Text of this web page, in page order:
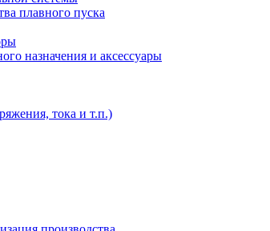
плавного пуска
назначения и аксессуары
тока и т.п.)